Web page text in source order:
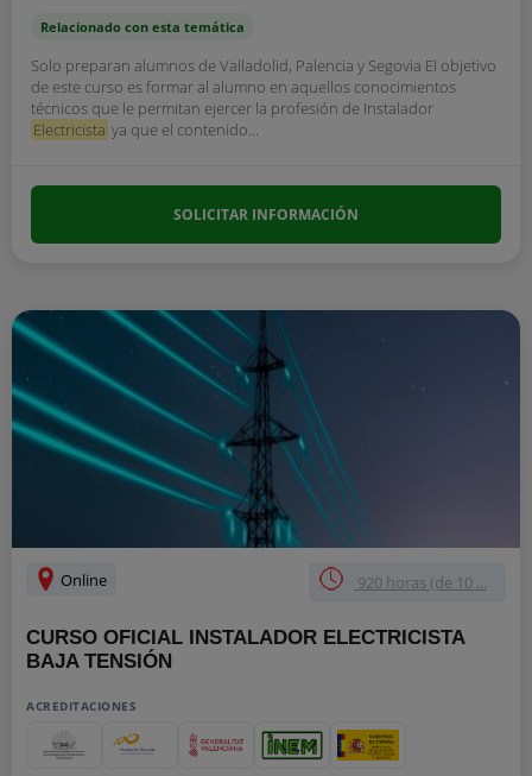
Relacionado con esta temática
Solo preparan alumnos de Valladolid, Palencia y Segovia El objetivo
de este curso es formar al alumno en aquellos conocimientos
técnicos que le permitan ejercer la profesión de Instalador
Electricista ya que el contenido...
SOLICITAR INFORMACIÓN
Online 920 horas (de 10 ...
CURSO OFICIAL INSTALADOR ELECTRICISTA
BAJA TENSIÓN
ACREDITACIONES